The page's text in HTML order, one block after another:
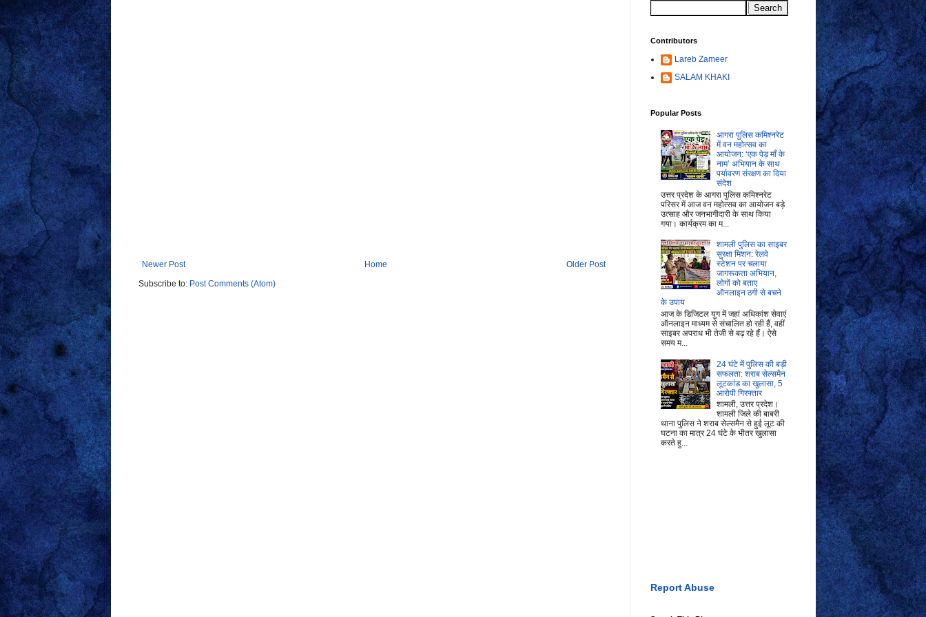
Newer Post Older Post
Home
Subscribe to: Post Comments (Atom)
Contributors
Lareb Zameer
SALAM KHAKI
Popular Posts
आगरा पुलिस कमिश्नरेट
में वन महोत्सव का
आयोजन: ‘एक पेड़ माँ के
नाम’ अभियान के साथ
पर्यावरण संरक्षण का दिया
संदेश
उत्तर प्रदेश के आगरा पुलिस कमिश्नरेट
परिसर में आज वन महोत्सव का आयोजन बड़े
उत्साह और जनभागीदारी के साथ किया
गया। कार्यक्रम का म...
शामली पुलिस का साइबर
सुरक्षा मिशन: रेलवे
स्टेशन पर चलाया
जागरूकता अभियान,
लोगों को बताए
ऑनलाइन ठगी से बचने
के उपाय
आज के डिजिटल युग में जहां अधिकांश सेवाएं
ऑनलाइन माध्यम से संचालित हो रही हैं, वहीं
साइबर अपराध भी तेजी से बढ़ रहे हैं। ऐसे
समय म...
24 घंटे में पुलिस की बड़ी
सफलता: शराब सेल्समैन
लूटकांड का खुलासा, 5
आरोपी गिरफ्तार
शामली, उत्तर प्रदेश।
शामली जिले की बाबरी
थाना पुलिस ने शराब सेल्समैन से हुई लूट की
घटना का मात्र 24 घंटे के भीतर खुलासा
करते हु...
Report Abuse